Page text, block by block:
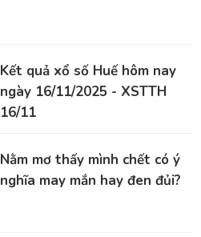
Kết quả xổ số Huế hôm nay
ngày 16/11/2025 - XSTTH
16/11
Nằm mơ thấy mình chết có ý
nghĩa may mắn hay đen đủi?